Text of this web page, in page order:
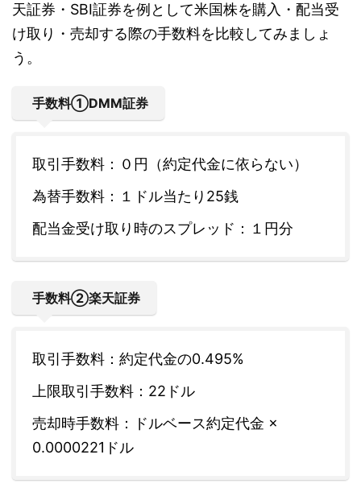
天証券・SBI証券を例として米国株を購入・配当受
け取り・売却する際の手数料を比較してみましょ
う。
手数料①DMM証券
取引手数料：０円（約定代金に依らない）
為替手数料：１ドル当たり25銭
配当金受け取り時のスプレッド：１円分
手数料②楽天証券
取引手数料：約定代金の0.495%
上限取引手数料：22ドル
売却時手数料：ドルベース約定代金 ×
0.0000221ドル